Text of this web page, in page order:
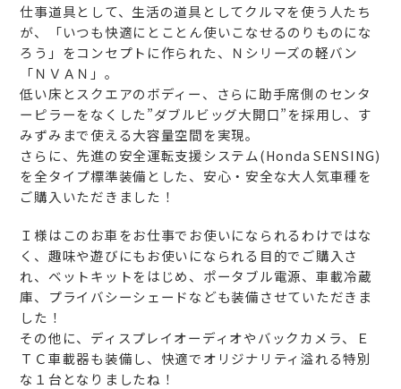
仕事道具として、生活の道具としてクルマを使う人たち
が、「いつも快適にとことん使いこなせるのりものにな
ろう」をコンセプトに作られた、Ｎシリーズの軽バン
「ＮＶＡＮ」。
低い床とスクエアのボディー、さらに助手席側のセンタ
ーピラーをなくした”ダブルビッグ大開口”を採用し、す
みずみまで使える大容量空間を実現。
さらに、先進の安全運転支援システム(Honda SENSING)
を全タイプ標準装備とした、安心・安全な大人気車種を
ご購入いただきました！
Ｉ様はこのお車をお仕事でお使いになられるわけではな
く、趣味や遊びにもお使いになられる目的でご購入さ
れ、ベットキットをはじめ、ポータブル電源、車載冷蔵
庫、プライバシーシェードなども装備させていただきま
した！
その他に、ディスプレイオーディオやバックカメラ、Ｅ
ＴＣ車載器も装備し、快適でオリジナリティ溢れる特別
な１台となりましたね！